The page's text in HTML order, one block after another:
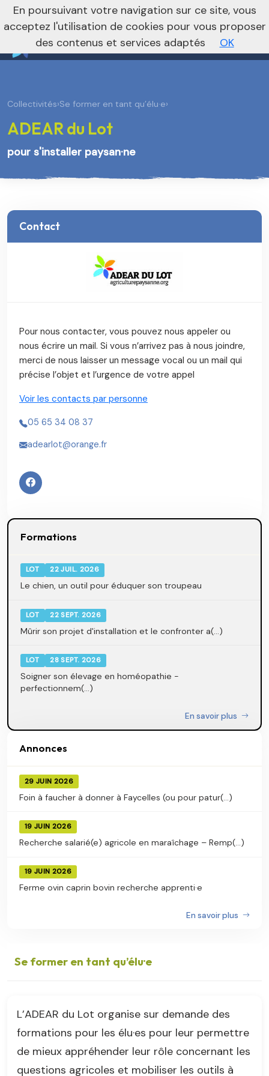
Vers le site national
nivo_2026: 1
Collectivités›Se former en tant qu’élu·e›
ADEAR du Lot
pour s'installer paysan·ne
Contact
Pour nous contacter, vous pouvez nous appeler ou
nous écrire un mail. Si vous n’arrivez pas à nous joindre,
merci de nous laisser un message vocal ou un mail qui
précise l’objet et l’urgence de votre appel
Voir les contacts par personne
05 65 34 08 37
adearlot@orange.fr
Formations
LOT 22 JUIL. 2026
Le chien, un outil pour éduquer son troupeau
LOT 22 SEPT. 2026
Mûrir son projet d'installation et le confronter a(...)
LOT 28 SEPT. 2026
Soigner son élevage en homéopathie -
perfectionnem(...)
En savoir plus
Annonces
29 JUIN 2026
Foin à faucher à donner à Faycelles (ou pour patur(...)
19 JUIN 2026
Recherche salarié(e) agricole en maraîchage – Remp(...)
19 JUIN 2026
Ferme ovin caprin bovin recherche apprenti·e
En savoir plus
Se former en tant qu’élu·e
L’ADEAR du Lot organise sur demande des
formations pour les élu·es pour leur permettre
de mieux appréhender leur rôle concernant les
questions agricoles et mobiliser les outils à
En poursuivant votre navigation sur ce site, vous
acceptez l'utilisation de cookies pour vous proposer
des contenus et services adaptés
OK